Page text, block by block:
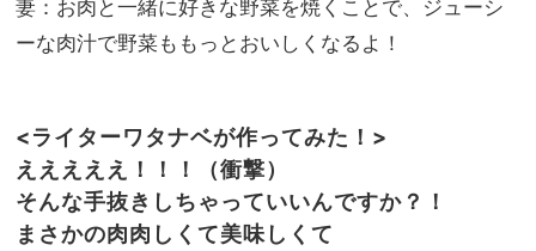
妻：お肉と一緒に好きな野菜を焼くことで、ジューシ
ーな肉汁で野菜ももっとおいしくなるよ！
<ライターワタナベが作ってみた！>
えええええ！！！（衝撃）
そんな手抜きしちゃっていいんですか？！
まさかの肉肉しくて美味しくて